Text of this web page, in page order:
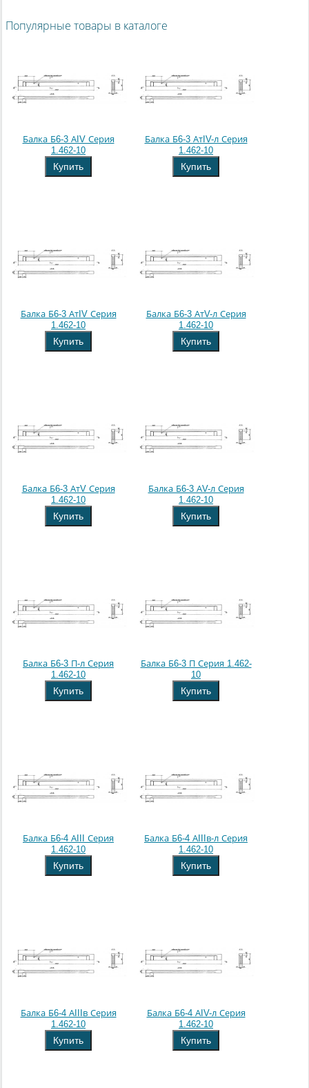
Популярные товары в каталоге
Балка Б6-3 АIV Серия
1.462-10
Купить
Балка Б6-3 АтIV-л Серия
1.462-10
Купить
Балка Б6-3 АтIV Серия
1.462-10
Купить
Балка Б6-3 АтV-л Серия
1.462-10
Купить
Балка Б6-3 АтV Серия
1.462-10
Купить
Балка Б6-3 АV-л Серия
1.462-10
Купить
Балка Б6-3 П-л Серия
1.462-10
Купить
Балка Б6-3 П Серия 1.462-
10
Купить
Балка Б6-4 АIII Серия
1.462-10
Купить
Балка Б6-4 АIIIв-л Серия
1.462-10
Купить
Балка Б6-4 АIIIв Серия
1.462-10
Купить
Балка Б6-4 АIV-л Серия
1.462-10
Купить